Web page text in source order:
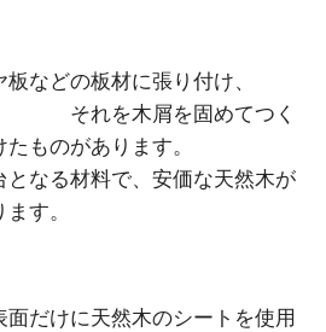
板などの板材に張り付け、
を固めてつく
けたものがあります。
なる材料で、安価な天然木が
す。
だけに天然木のシートを使用